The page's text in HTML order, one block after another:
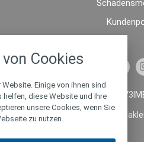
© 2026
Cookies
Einige von ihnen sind
diese Website und Ihre
unsere Cookies, wenn Sie
zu nutzen.
alle verwendeten Cookies und
zu blockieren.
Notwendig
Performance